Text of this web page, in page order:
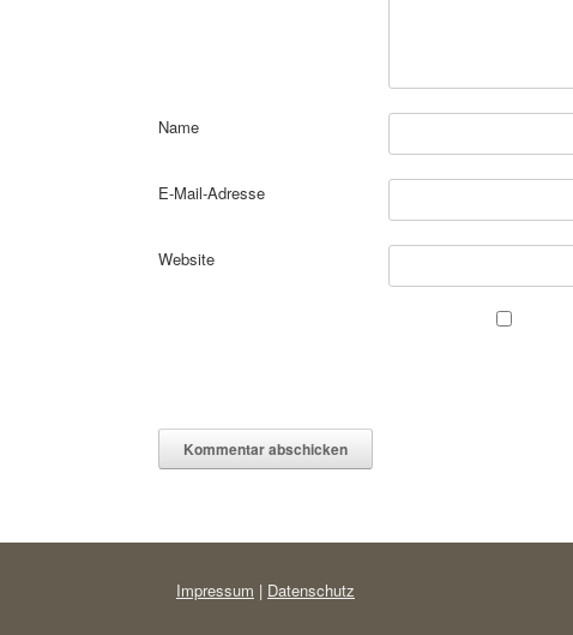
Name
E-Mail-Adresse
Website
Impressum | Datenschutz